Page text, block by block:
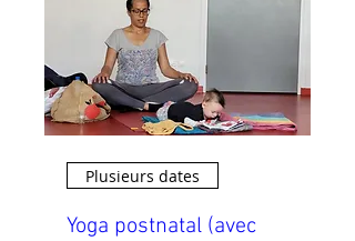
Plusieurs dates
Yoga postnatal (avec